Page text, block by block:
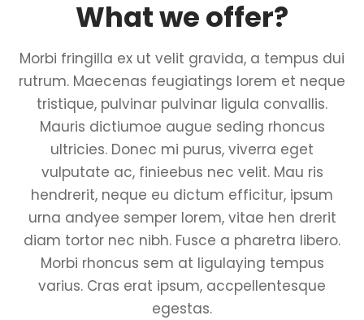
What we offer?
Morbi fringilla ex ut velit gravida, a tempus dui
rutrum. Maecenas feugiatings lorem et neque
tristique, pulvinar pulvinar ligula convallis.
Mauris dictiumoe augue seding rhoncus
ultricies. Donec mi purus, viverra eget
vulputate ac, finieebus nec velit. Mau ris
hendrerit, neque eu dictum efficitur, ipsum
urna andyee semper lorem, vitae hen drerit
diam tortor nec nibh. Fusce a pharetra libero.
Morbi rhoncus sem at ligulaying tempus
varius. Cras erat ipsum, accpellentesque
egestas.